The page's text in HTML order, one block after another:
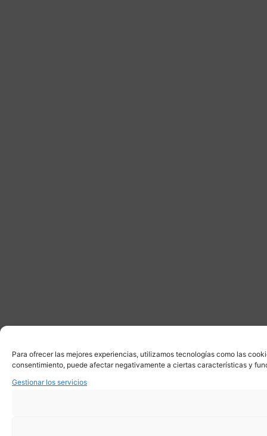
Para ofrecer las mejores experiencias, utilizamos tecnologías como las
consentimiento, puede afectar negativamente a ciertas características y
Gestionar los servicios